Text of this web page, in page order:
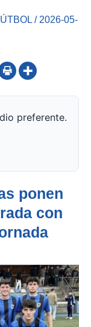
/ 2026-05-
preferente.
ponen
con